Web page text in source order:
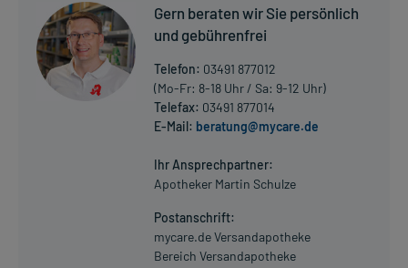
Gern beraten wir Sie persönlich
und gebührenfrei
Telefon: 03491 877012
(Mo-Fr: 8-18 Uhr / Sa: 9-12 Uhr)
Telefax: 03491 877014
E-Mail: beratung@mycare.de
Ihr Ansprechpartner:
Apotheker Martin Schulze
Postanschrift:
mycare.de Versandapotheke
Bereich Versandapotheke